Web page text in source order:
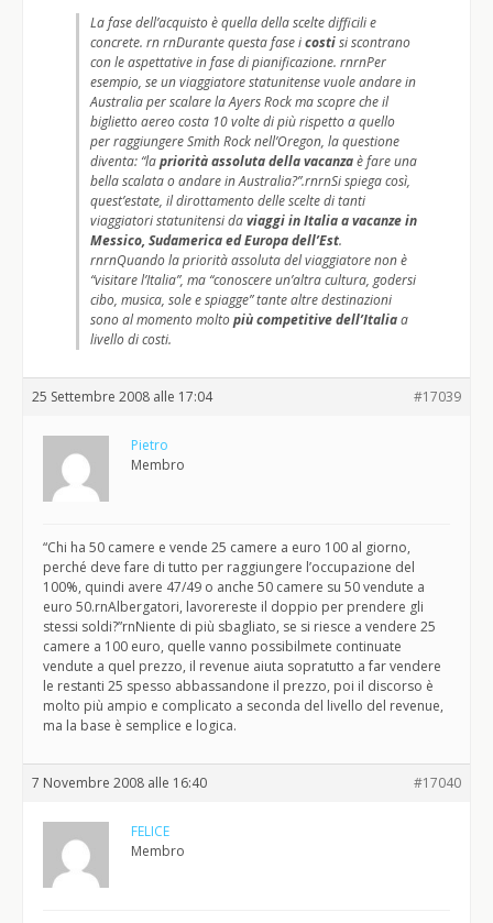
La fase dell’acquisto è quella della scelte difficili e
concrete. rn rnDurante questa fase icostisi scontrano
con le aspettative in fase di pianificazione. rnrnPer
esempio, se un viaggiatore statunitense vuole andare in
Australia per scalare la Ayers Rock ma scopre che il
biglietto aereo costa 10 volte di più rispetto a quello
per raggiungere Smith Rock nell’Oregon, la questione
diventa: “lapriorità assoluta della vacanzaè fare una
bella scalata o andare in Australia?”.rnrnSi spiega così,
quest’estate, il dirottamento delle scelte di tanti
viaggiatori statunitensi daviaggi in Italia a vacanze in
Messico, Sudamerica ed Europa dell’Est.
rnrnQuando la priorità assoluta del viaggiatore non è
“visitare l’Italia”, ma “conoscere un’altra cultura, godersi
cibo, musica, sole e spiagge” tante altre destinazioni
sono al momento moltopiù competitive dell’Italiaa
livello di costi.
25 Settembre 2008 alle 17:04 #17039
Pietro
Membro
“Chi ha 50 camere e vende 25 camere a euro 100 al giorno,
perché deve fare di tutto per raggiungere l’occupazione del
100%, quindi avere 47/49 o anche 50 camere su 50 vendute a
euro 50.rnAlbergatori, lavorereste il doppio per prendere gli
stessi soldi?”rnNiente di più sbagliato, se si riesce a vendere 25
camere a 100 euro, quelle vanno possibilmete continuate
vendute a quel prezzo, il revenue aiuta sopratutto a far vendere
le restanti 25 spesso abbassandone il prezzo, poi il discorso è
molto più ampio e complicato a seconda del livello del revenue,
ma la base è semplice e logica.
7 Novembre 2008 alle 16:40 #17040
FELICE
Membro